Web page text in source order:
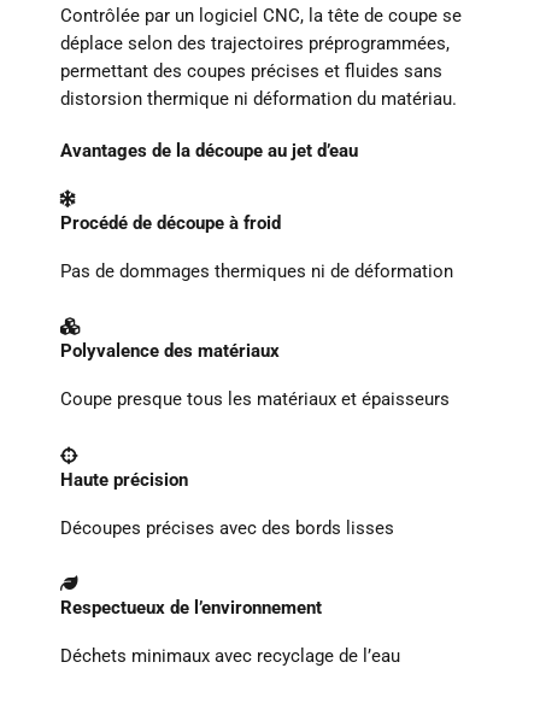
Contrôlée par un logiciel CNC, la tête de coupe se
déplace selon des trajectoires préprogrammées,
permettant des coupes précises et fluides sans
distorsion thermique ni déformation du matériau.
Avantages de la découpe au jet d’eau
Procédé de découpe à froid
Pas de dommages thermiques ni de déformation
Polyvalence des matériaux
Coupe presque tous les matériaux et épaisseurs
Haute précision
Découpes précises avec des bords lisses
Respectueux de l’environnement
Déchets minimaux avec recyclage de l’eau